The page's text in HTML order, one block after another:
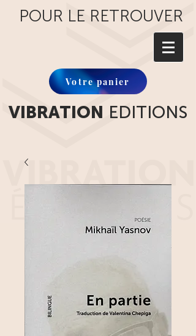
POUR LE RETROUVER
Votre panier
VIBRATION EDITIONS